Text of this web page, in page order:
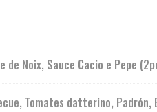
Noix, Sauce Cacio e Pepe
Tomates datterino, Padrón,